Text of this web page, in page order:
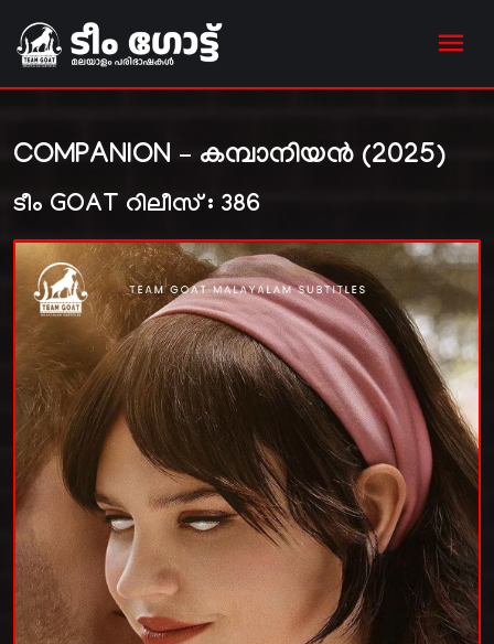
COMPANION – കമ്പാനിയൻ (2025)
ടീം GOAT റിലീസ് : 386